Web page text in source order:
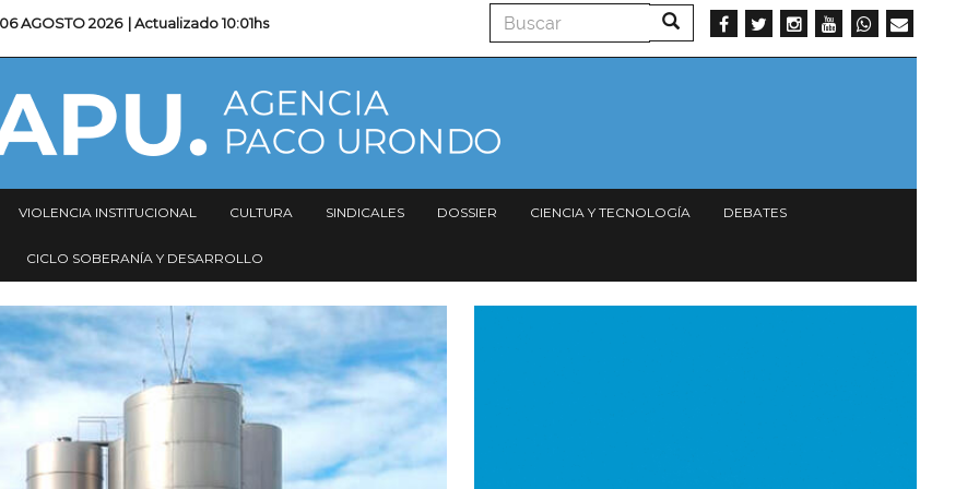
06 AGOSTO 2026 | Actualizado10:01hs Buscar Buscar
VIOLENCIA INSTITUCIONAL CULTURA SINDICALES DOSSIER CIENCIA Y TECNOLOGÍA DEBATES
CICLO SOBERANÍA Y DESARROLLO